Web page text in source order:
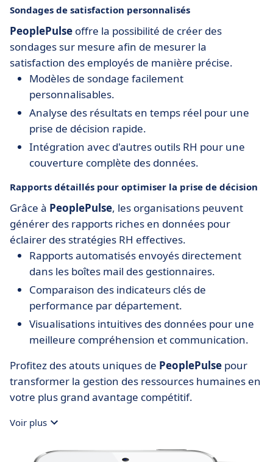
Sondages de satisfaction personnalisés
PeoplePulse offre la possibilité de créer des
sondages sur mesure afin de mesurer la
satisfaction des employés de manière précise.
Modèles de sondage facilement
personnalisables.
Analyse des résultats en temps réel pour une
prise de décision rapide.
Intégration avec d'autres outils RH pour une
couverture complète des données.
Rapports détaillés pour optimiser la prise de décision
Grâce à PeoplePulse, les organisations peuvent
générer des rapports riches en données pour
éclairer des stratégies RH effectives.
Rapports automatisés envoyés directement
dans les boîtes mail des gestionnaires.
Comparaison des indicateurs clés de
performance par département.
Visualisations intuitives des données pour une
meilleure compréhension et communication.
Profitez des atouts uniques de PeoplePulse pour
transformer la gestion des ressources humaines en
votre plus grand avantage compétitif.
Voir plus